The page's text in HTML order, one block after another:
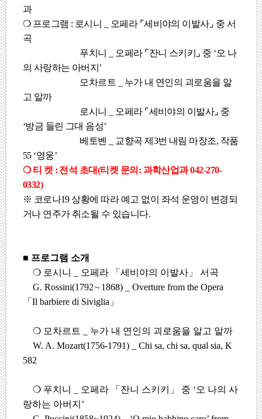
과
❍ 프로그램 : 로시니 오페라 ⌜세비야의 이발사⌟ 중 서
곡
푸치니
오페라 ⌜잔니 스키키 ⌟ 중 ‘오 나
의 사랑하는 아버지 ’
모차르트
누가 내 연인의 괴로움을 알
고 알까
로시니
오페라 ⌜세비야의 이발사⌟ 중
‘방금 들린 그대 음성’
베토벤
교향곡 제3번 내림 마장조, 작품
55 ‘영웅’
❍티 켓 : 전석 초대(티켓 문의 : 과학산업과042-270-
0332)
※ 코로나19상황에 따라 예고 없이 좌석 운영이 변경되
거나 연주가 취소될 수 있습니다.
■ 프로그램 소개
❍ 로시니 오페라 「세비야의 이발사 」서곡
G. Rossini(1792∼1868) _ Overture from the Opera
「 Il barbiere di Siviglia 」
❍ 모차르트
누가 내 연인의 괴로움을 알고 알까
W. A. Mozart(1756-1791) _ Chi sa, chi sa, qual sia, K
582
❍ 푸치니 오페라 「 잔니 스키키 」 중 ‘오 나의 사
랑하는 아버지 ’